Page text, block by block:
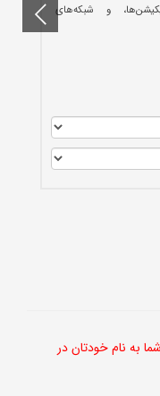
و شبکه‌های
به نام خودتان در